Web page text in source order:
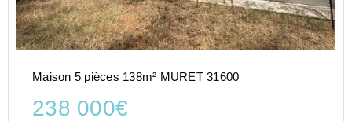
Maison 5 pièces 138m² MURET 31600
238 000€